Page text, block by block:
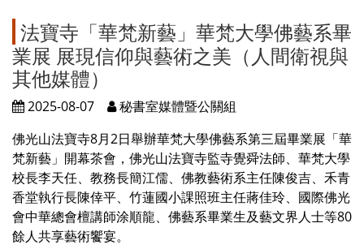
法寶寺「華梵新藝」華梵大學佛藝系畢
業展 展現信仰與藝術之美（人間衛視與
其他媒體）
2025-08-07
秘書室媒體暨公關組
佛光山法寶寺8月2日舉辦華梵大學佛藝系第三屆畢業展「華
梵新藝」開幕茶會，佛光山法寶寺監寺覺舜法師、華梵大學
校長李天任、教務長簡江儒、佛教藝術系主任陳俊吉、禾青
香堂執行長陳倖平、竹蓮國小課照班主任蔣佳玲、國際佛光
會中華總會檀講師涂順龍、佛藝系畢業生及藝文界人士等80
餘人共享藝術饗宴。